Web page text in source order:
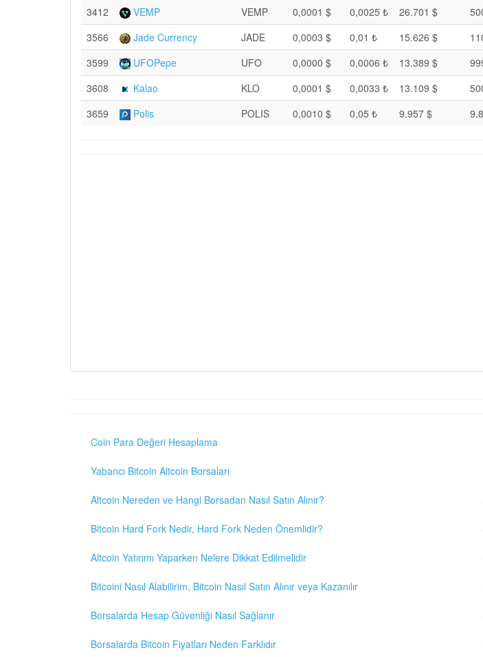
3412
VEMP VEMP 0,0001 $ 0,0025 ₺ 26.701 $
3566
Jade Currency JADE 0,0003 $ 0,01 ₺ 15.626 $
3599
UFOPepe UFO 0,0000 $ 0,0006 ₺ 13.389 $
3608
Kalao KLO 0,0001 $ 0,0033 ₺ 13.109 $
3659
Polis POLIS 0,0010 $ 0,05 ₺ 9.957 $
Coin Para Değeri Hesaplama
Yabancı Bitcoin Altcoin Borsaları
Altcoin Nereden ve Hangi Borsadan Nasıl Satın Alınır?
Bitcoin Hard Fork Nedir, Hard Fork Neden Önemlidir?
Altcoin Yatırımı Yaparken Nelere Dikkat Edilmelidir
Bitcoini Nasıl Alabilirim, Bitcoin Nasıl Satın Alınır veya Kazanılır
Borsalarda Hesap Güvenliği Nasıl Sağlanır
Borsalarda Bitcoin Fiyatları Neden Farklıdır